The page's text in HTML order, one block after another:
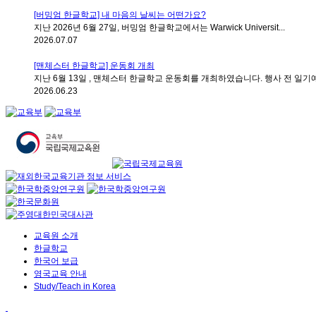
[버밍엄 한글학교] 내 마음의 날씨는 어떤가요?
지난 2026년 6월 27일, 버밍엄 한글학교에서는 Warwick Universit...
2026.07.07
[맨체스터 한글학교] 운동회 개최
지난 6월 13일 , 맨체스터 한글학교 운동회를 개최하였습니다. 행사 전 일기
2026.06.23
교육원 소개
한글학교
한국어 보급
영국교육 안내
Study/Teach in Korea